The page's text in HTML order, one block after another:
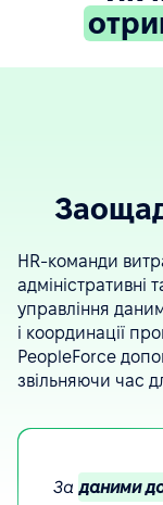
HR-команди
адміністративні
управління
і координації
PeopleForce
звільняючи час
За даними